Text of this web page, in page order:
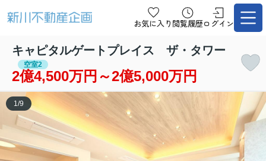
お気に入り 閲覧履歴ログイン
キャピタルゲートプレイス ザ・タワー
空室2
2億4,500万円～2億5,000万円
1 /9